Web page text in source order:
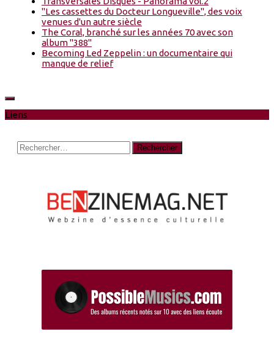
"Les cassettes du Docteur Longueville", des voix
venues d'un autre siècle
The Coral, branché sur les années 70 avec son
album "388"
Becoming Led Zeppelin : un documentaire qui
manque de relief
Liens
Rechercher :